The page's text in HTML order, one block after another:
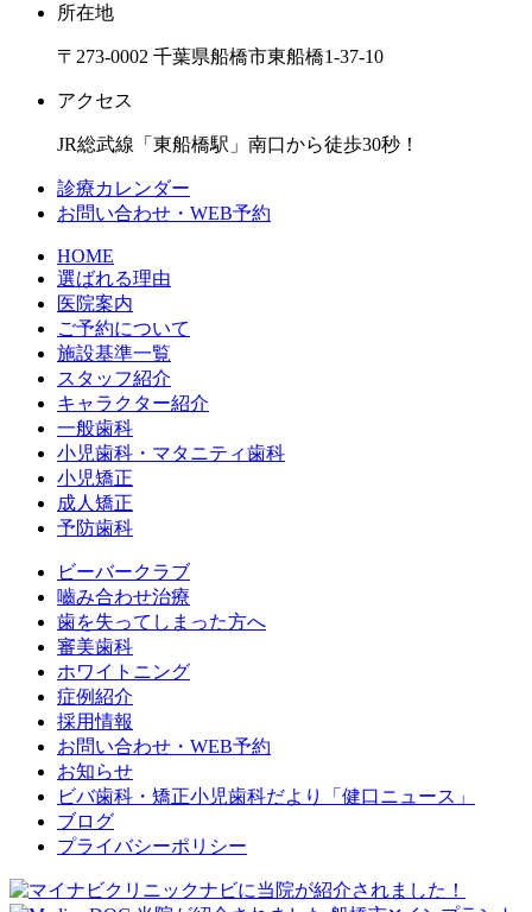
所在地
〒273-0002 千葉県船橋市東船橋1-37-10
アクセス
JR総武線「東船橋駅」南口から徒歩30秒！
診療カレンダー
お問い合わせ・WEB予約
HOME
選ばれる理由
医院案内
ご予約について
施設基準一覧
スタッフ紹介
キャラクター紹介
一般歯科
小児歯科・マタニティ歯科
小児矯正
成人矯正
予防歯科
ビーバークラブ
嚙み合わせ治療
歯を失ってしまった方へ
審美歯科
ホワイトニング
症例紹介
採用情報
お問い合わせ・WEB予約
お知らせ
ビバ歯科・矯正小児歯科だより「健口ニュース」
ブログ
プライバシーポリシー